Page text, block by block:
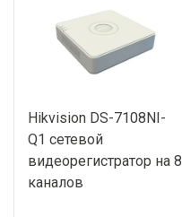
Hikvision DS-7108NI-
Q1 сетевой
видеорегистратор на 8
каналов